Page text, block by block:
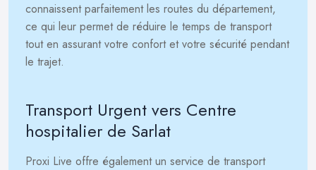
connaissent parfaitement les routes du département,
ce qui leur permet de réduire le temps de transport
tout en assurant votre confort et votre sécurité pendant
le trajet.
Transport Urgent vers Centre
hospitalier de Sarlat
Proxi Live offre également un service de transport